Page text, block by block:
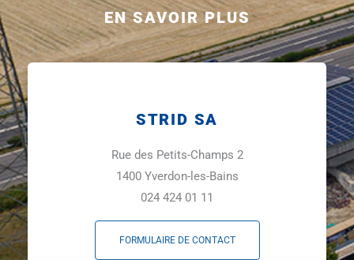
EN SAVOIR PLUS
STRID SA
Rue des Petits-Champs 2
1400 Yverdon-les-Bains
024 424 01 11
FORMULAIRE DE CONTACT